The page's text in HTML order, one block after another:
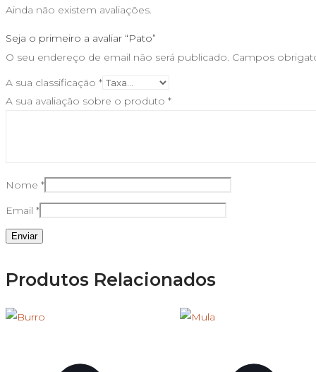
Ainda não existem avaliações.
Seja o primeiro a avaliar “Pato”
O seu endereço de email não será publicado. Campos
A sua classificação *
A sua avaliação sobre o produto *
Nome *
Email *
Produtos Relacionados